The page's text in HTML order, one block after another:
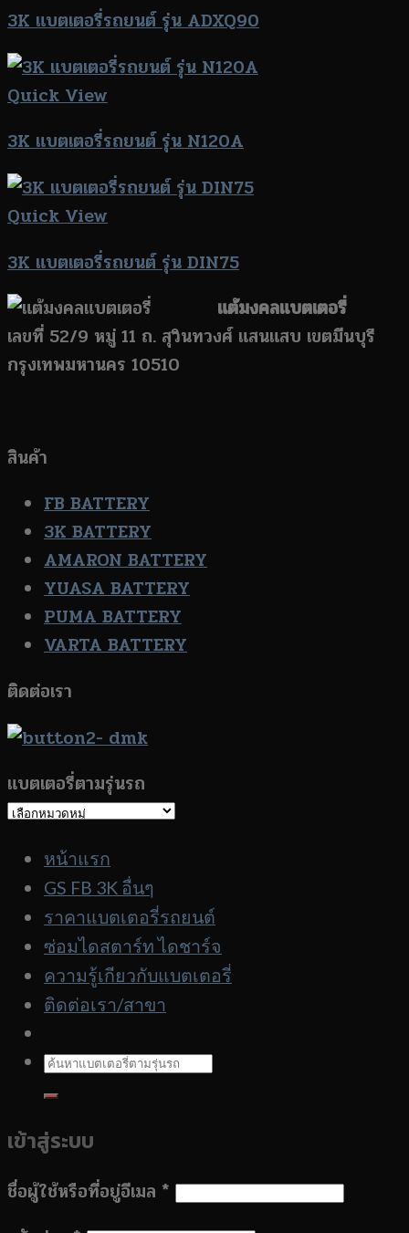
3K แบตเตอรี่รถยนต์ รุ่น ADXQ90
Quick View
3K แบตเตอรี่รถยนต์ รุ่น N120A
Quick View
3K แบตเตอรี่รถยนต์ รุ่น DIN75
แต้มงคลแบตเตอรี่
เลขที่ 52/9 หมู่ 11 ถ. สุวินทวงศ์ แสนแสบ เขตมีนบุรี
กรุงเทพมหานคร 10510
สินค้า
FB BATTERY
3K BATTERY
AMARON BATTERY
YUASA BATTERY
PUMA BATTERY
VARTA BATTERY
ติดต่อเรา
แบตเตอรี่ตามรุ่นรถ
แบตเตอรี่
รุ่น
รถ
หน้าแรก
GS FB 3K อื่นๆ
ราคาแบตเตอรี่รถยนต์
ซ่อมไดสตาร์ท ไดชาร์จ
ความรู้เกียวกับแบตเตอรี่
ติดต่อเรา/สาขา
ค้นหา:
เข้าสู่ระบบ
ชื่อผู้ใช้หรือที่อยู่อีเมล *